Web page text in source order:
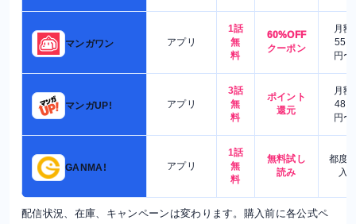
マンガワン アプリ
1話
無
料
60%OFF
クーポン
月額
550
円〜
マンガUP! アプリ
3話
無
料
ポイント
還元
月額
480
円〜
GANMA! アプリ
1話
無
料
無料試し
読み
都度
入
配信状況、在庫、キャンペーンは変わります。購入前に各公式ペ